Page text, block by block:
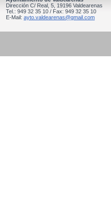
Dirección C/ Real, 5, 19196 Valdearenas
Tel.: 949 32 35 10 / Fax: 949 32 35 10
E-Mail: ayto.valdearenas@gmail.com